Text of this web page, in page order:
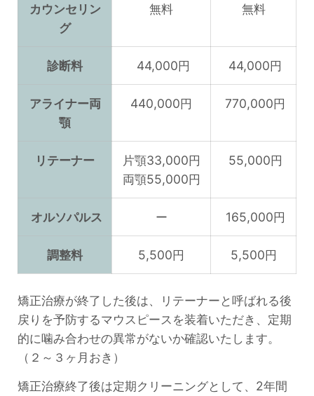
カウンセリン
グ
無料 無料
診断料 44,000円 44,000円
アライナー両
顎
440,000円 770,000円
リテーナー
片顎33,000円
両顎55,000円
55,000円
オルソパルス ー 165,000円
調整料 5,500円 5,500円
矯正治療が終了した後は、リテーナーと呼ばれる後
戻りを予防するマウスピースを装着いただき、定期
的に噛み合わせの異常がないか確認いたします。
（２～３ヶ月おき）
矯正治療終了後は定期クリーニングとして、2年間